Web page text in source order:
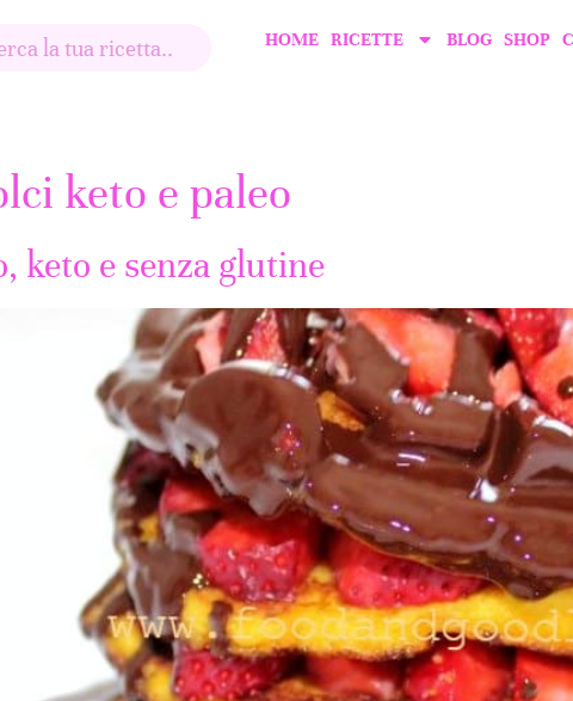
HOME RICETTE BLOG SHOP
keto e paleo
keto e senza glutine